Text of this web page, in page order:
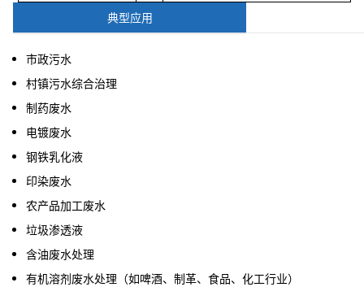
典型应用
市政污水
村镇污水综合治理
制药废水
电镀废水
钢铁乳化液
印染废水
农产品加工废水
垃圾渗透液
含油废水处理
有机溶剂废水处理（如啤酒、制革、食品、化工行业）